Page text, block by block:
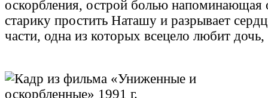
оскорбления, острой болью напоминающая
старику простить Наташу и разрывает
части, одна из которых всецело любит дочь,